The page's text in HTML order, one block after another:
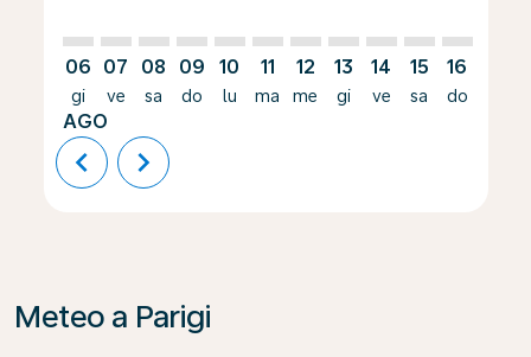
06
gi
AGO
07
ve
08
sa
09
do
10
lu
11
ma
12
me
13
gi
14
ve
15
sa
16
do
chevron_left chevron_right
Meteo a Parigi